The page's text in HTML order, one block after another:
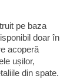
pe baza
doar în
acoperă
ușilor,
din spate.